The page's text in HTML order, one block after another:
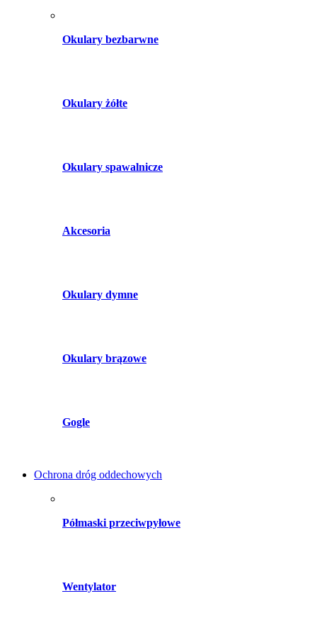
Okulary bezbarwne
Okulary żółte
Okulary spawalnicze
Akcesoria
Okulary dymne
Okulary brązowe
Gogle
Ochrona dróg oddechowych
Półmaski przeciwpyłowe
Wentylator